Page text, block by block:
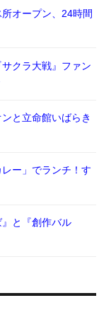
オープン、24時間
クラ大戦』ファン
と立命館いばらき
ー」でランチ！す
と『創作バル